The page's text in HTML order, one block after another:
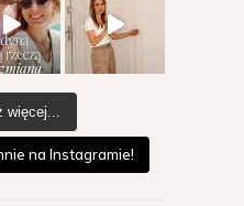
więcej...
na Instagramie!